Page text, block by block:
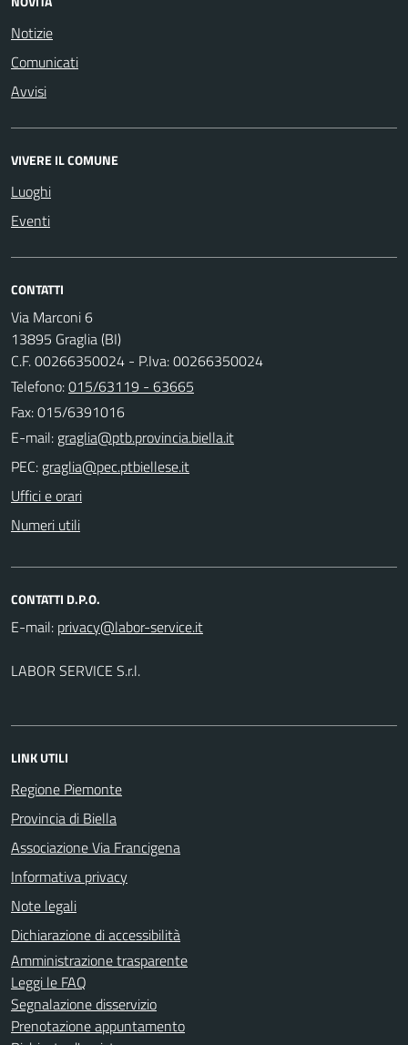
Notizie
Comunicati
Avvisi
VIVERE IL COMUNE
Luoghi
Eventi
CONTATTI
Via Marconi 6
13895 Graglia (BI)
C.F. 00266350024 - P.Iva: 00266350024
Telefono:015/63119 - 63665
Fax: 015/6391016
E-mail:
PEC:
Uffici e orari
Numeri utili
CONTATTI D.P.O.
E-mail:
LABOR SERVICE S.r.l.
LINK UTILI
Regione Piemonte
Provincia di Biella
Associazione Via Francigena
Informativa privacy
Note legali
Dichiarazione di accessibilità
Amministrazione trasparente
Leggi le FAQ
Segnalazione disservizio
Prenotazione appuntamento